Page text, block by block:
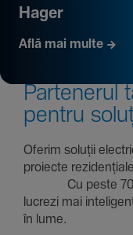
Hager
Află mai multe
Parte­nerul
pentru
Oferim soluții
proiecte
Cu peste 70 de
lucrezi mai
în lume.